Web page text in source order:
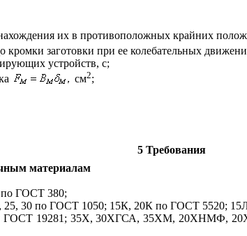
их в противоположных крайних
кромки заготовки при ее колебательных
устройств, с;
см2;
5 Требования
материалам
по ГОСТ 380;
25, 30 по ГОСТ 1050; 15К, 20К по ГОСТ 5520;
по ГОСТ 19281; 35Х, 30ХГСА, 35ХМ,